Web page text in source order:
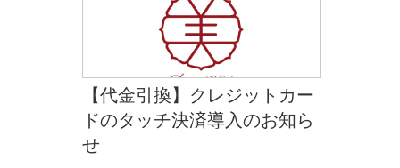
【代金引換】クレジットカー
ドのタッチ決済導入のお知ら
せ